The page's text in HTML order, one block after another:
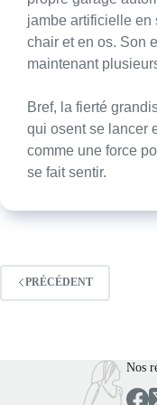
jambe artificielle en
chair et en os. Son
maintenant
Bref, la fierté
qui osent se lancer
comme une force
se fait sentir.
PRÉCÉDENT
Nos